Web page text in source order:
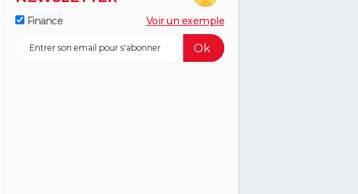
Finance Voir un exemple